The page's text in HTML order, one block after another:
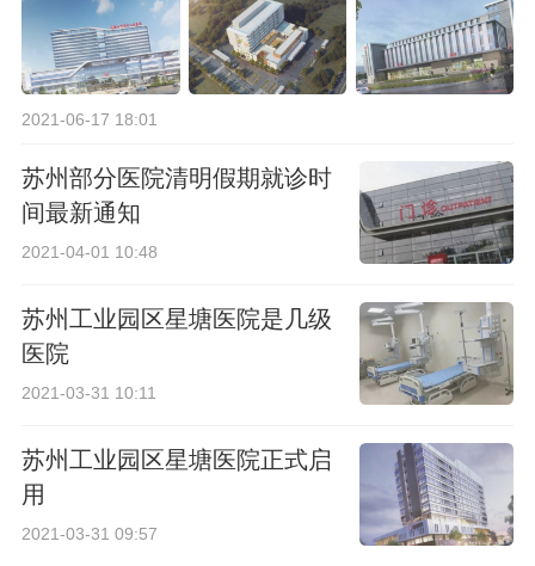
2021-06-17 18:01
苏州部分医院清明假期就诊时
间最新通知
2021-04-01 10:48
苏州工业园区星塘医院是几级
医院
2021-03-31 10:11
苏州工业园区星塘医院正式启
用
2021-03-31 09:57